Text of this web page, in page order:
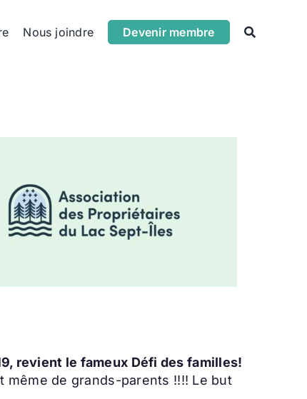
Nous joindre Devenir membre
revient le fameux Défi des familles!
même de grands-parents !!!! Le but